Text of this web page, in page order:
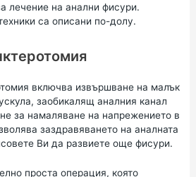
лечение на анални фисури.
са описани по-долу.
включва извършване на малък
заобикалящ аналния канал
за намаляване на напрежението в
заздравяването на аналната
Ви да развиете още фисури.
проста операция, която